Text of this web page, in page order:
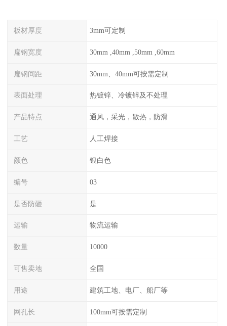
板材厚度 3mm可定制
扁钢宽度 30mm ,40mm ,50mm ,60mm
扁钢间距 30mm、40mm可按需定制
表面处理 热镀锌、冷镀锌及不处理
产品特点 通风，采光，散热，防滑
工艺 人工焊接
颜色 银白色
编号 03
是否防砸 是
运输 物流运输
数量 10000
可售卖地 全国
用途 建筑工地、电厂、船厂等
网孔长 100mm可按需定制